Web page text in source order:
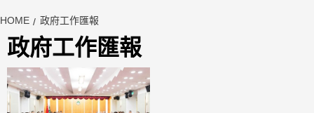
HOME 政府工作匯報
政府工作匯報